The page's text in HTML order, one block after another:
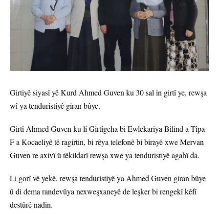
Girtiyê siyasî yê Kurd Ahmed Guven ku 30 sal in girtî ye, rewşa
wî ya tenduristiyê giran bûye.
Girtî Ahmed Guven ku li Girtîgeha bi Ewlekariya Bilind a Tîpa
F a Kocaeliyê tê ragirtin, bi rêya telefonê bi birayê xwe Mervan
Guven re axivî û têkildarî rewşa xwe ya tenduristiyê agahî da.
Li gorî vê yekê, rewşa tenduristiyê ya Ahmed Guven giran bûye
û di dema randevûya nexweşxaneyê de leşker bi rengekî kêfî
destûrê nadin.